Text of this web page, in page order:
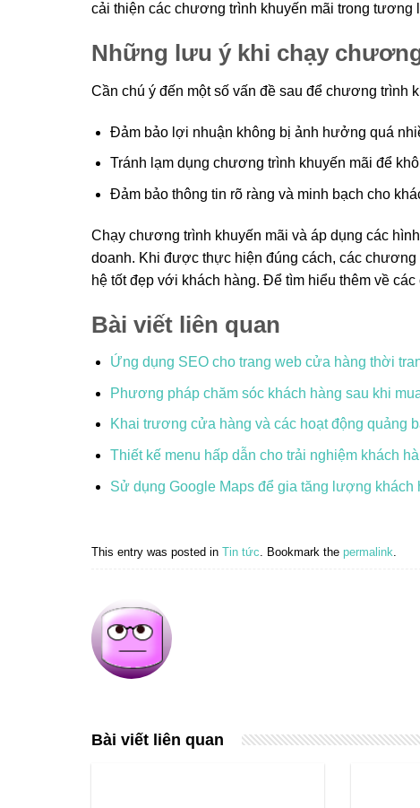
cải thiện các chương trình khuyến mãi trong tương
Những lưu ý khi chạy
Cần chú ý đến một số vấn đề sau để chương trình
Đảm bảo lợi nhuận không bị ảnh hưởng quá
Tránh lạm dụng chương trình khuyến mãi để
Đảm bảo thông tin rõ ràng và minh bạch cho
Chạy chương trình khuyến mãi và áp dụng các
doanh. Khi được thực hiện đúng cách, các
hệ tốt đẹp với khách hàng. Để tìm hiểu thêm về
Bài viết liên quan
Ứng dụng SEO cho trang web cửa hàng thời
Phương pháp chăm sóc khách hàng sau khi
Khai trương cửa hàng và các hoạt động quảng
Thiết kế menu hấp dẫn cho trải nghiệm khách
Sử dụng Google Maps để gia tăng lượng khách
This entry was posted in Tin tức . Bookmark the permalink
Bài viết liên quan